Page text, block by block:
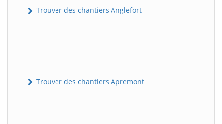
Trouver des chantiers Anglefort
Trouver des chantiers Apremont